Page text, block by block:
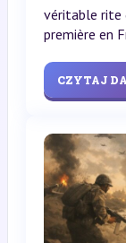
véritable rite
première en
CZYTAJ